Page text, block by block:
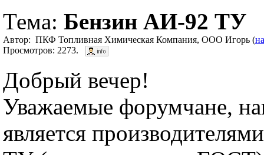
Тема: Бензин АИ-92 ТУ
Автор: ПКФ Топливная Химическая Компания, ООО Игорь (
Просмотров: 2273.
Добрый вечер!
Уважаемые форумчане,
является